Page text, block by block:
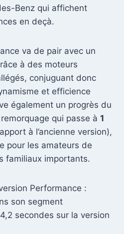
Benz qui affichent
en deçà.
va de pair avec un
à des moteurs
conjuguant donc
et efficience
également un progrès du
qui passe à 1
à l’ancienne version),
pour les amateurs de
familiaux importants.
Performance :
son segment
secondes sur la version